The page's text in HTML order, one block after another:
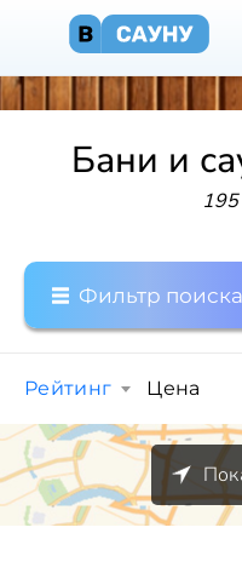
Бани и
195
Фильтр поиска
Рейтинг Цена